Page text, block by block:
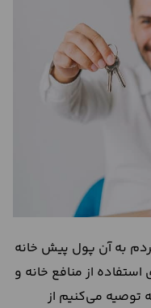
به آن پول پیش خانه
از منافع خانه و
توصیه می‌کنیم از